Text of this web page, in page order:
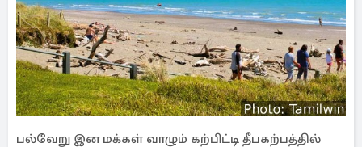
பல்வேறு இன மக்கள் வாழும் கற்பிட்டி தீபகற்பத்தில்